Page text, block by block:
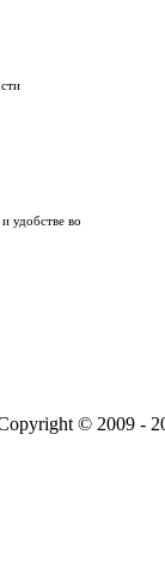
удобстве во
© 2009 -